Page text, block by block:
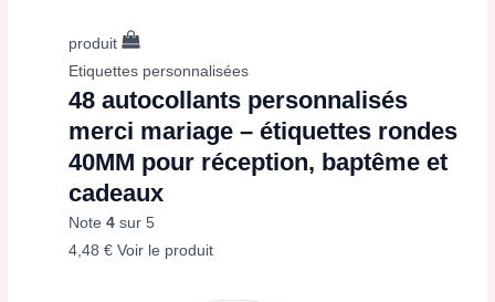
produit
Etiquettes personnalisées
48 autocollants personnalisés
merci mariage – étiquettes rondes
40MM pour réception, baptême et
cadeaux
Note4 sur 5
4,48€ Voir le produit